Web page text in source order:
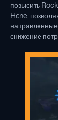
повысить
Hone,
снижение